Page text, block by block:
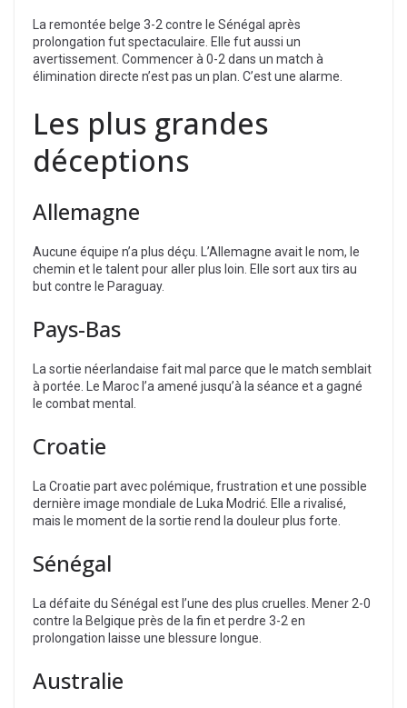
La remontée belge 3-2 contre le Sénégal après
prolongation fut spectaculaire. Elle fut aussi un
avertissement. Commencer à 0-2 dans un match à
élimination directe n’est pas un plan. C’est une alarme.
Les plus grandes
déceptions
Allemagne
Aucune équipe n’a plus déçu. L’Allemagne avait le nom, le
chemin et le talent pour aller plus loin. Elle sort aux tirs au
but contre le Paraguay.
Pays-Bas
La sortie néerlandaise fait mal parce que le match semblait
à portée. Le Maroc l’a amené jusqu’à la séance et a gagné
le combat mental.
Croatie
La Croatie part avec polémique, frustration et une possible
dernière image mondiale de Luka Modrić. Elle a rivalisé,
mais le moment de la sortie rend la douleur plus forte.
Sénégal
La défaite du Sénégal est l’une des plus cruelles. Mener 2-0
contre la Belgique près de la fin et perdre 3-2 en
prolongation laisse une blessure longue.
Australie